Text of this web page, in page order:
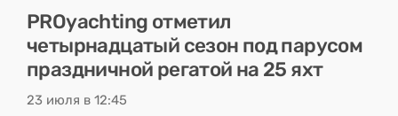
PROyachting отметил
четырнадцатый сезон под парусом
праздничной регатой на 25 яхт
23 июля в 12:45